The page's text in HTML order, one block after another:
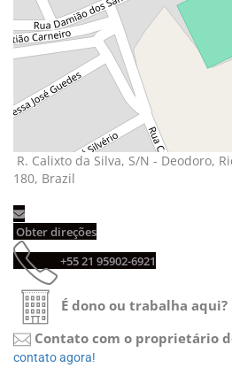
R. Calixto da Silva, S/N - Deodoro,
180, Brazil
Obter direções
+55 21 95902-6921
É dono ou trabalha aqui?
Contato com o proprietário
contato agora!